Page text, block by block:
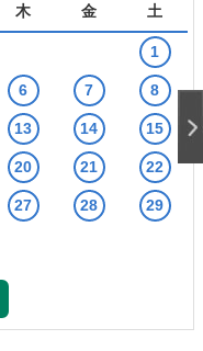
木 金 土
1
6 7 8
13 14 15
20 21 22
27 28 29